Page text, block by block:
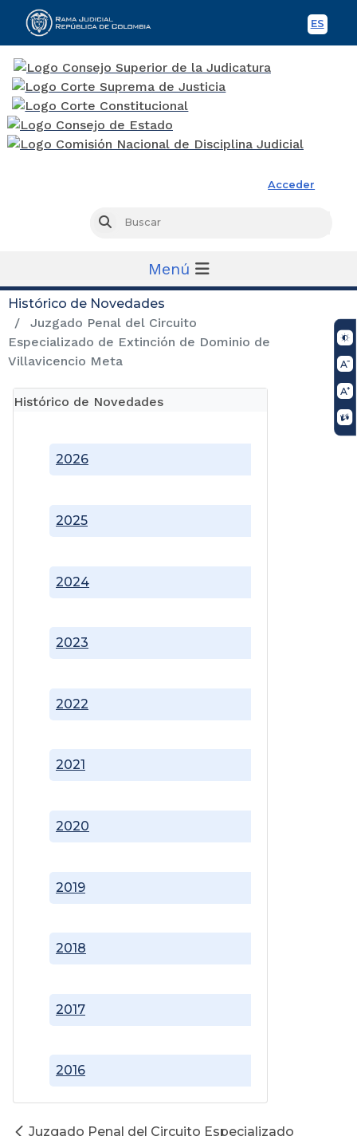
ES
Acceder
Buscar
Menú
Histórico de Novedades
Juzgado Penal del Circuito
Especializado de Extinción de Dominio de
Villavicencio Meta
Histórico de Novedades
2016
2017
2018
2019
2020
2021
2022
2023
2024
2025
2026
Juzgado Penal del Circuito Especializado